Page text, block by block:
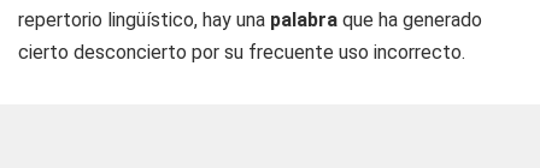
repertorio lingüístico, hay una palabra que ha generado
cierto desconcierto por su frecuente uso incorrecto.